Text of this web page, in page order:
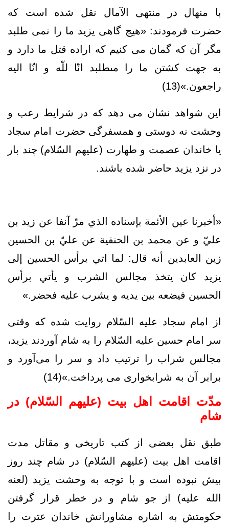
با منهال در منتهی الآمال نقل شده است که
حضرت فرمودند: «هيچ گاهى يزيد ما را نمى‏ طلبد
مگر آن كه گمان مى ‏كنيم كه اراده قتل ما دارد و
به جهت كشتن ما را مى‏طلبد انّا للّه و انّا اليه
راجعون.»(13)
این شواهد نشان می دهد که در شرایط رعب و
وحشت نه دوستی و همسفرگی حضرت امام سجاد
یا خاندان عصمت و طهارت (علیهم السّلام) چند بار
در نزد یزید حاضر شده باشند.
«أخبرنا عين الأئمة بإسناده الذي مرّ آنفا عن زيد بن
عليّ‌ و عن محمد بن الحنفية عن عليّ‌ بن الحسين
زين العابدين أنه قال: لما اتي برأس الحسين إلى
يزيد كان يتخذ مجالس الشرب و يأتي برأس
الحسين فيضعه بين يديه و يشرب عليه فحضر.»
از امام سجاد عليه السّلام روايت شده كه وقتى
سر امام حسين عليه السّلام را به شام آوردند يزيد،
مجالس شراب را ترتيب داد و سر را مى‌آورد و
برابر آن به شرابخوارى مى‌ پرداخت.»(14)
مدّت اقامت اهل بيت (علیهم السّلام) در
شام
طبق نقل بعضی از کتب تاریخی و مقاتل مدت
اقامت اهل بیت (علیهم السّلام) در شام چند روز
بیش نبوده است و با توجه به وحشت یزید (لعنه
الله علیه) از جو شام و در خطر قرار گرفتن
حکومتش به اشاره مشاورانش خاندان عترت را